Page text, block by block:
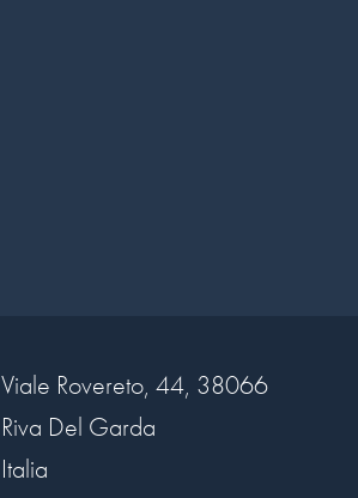
Viale Rovereto, 44, 38066
Riva Del Garda
Italia